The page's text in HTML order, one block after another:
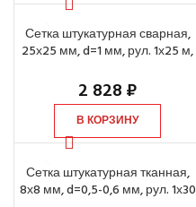
Сетка штукатурная сварная,
25х25 мм, d=1 мм, рул. 1х25 м,
2 828₽
В КОРЗИНУ
Сетка штукатурная тканная,
8х8 мм, d=0,5-0,6 мм, рул. 1х30